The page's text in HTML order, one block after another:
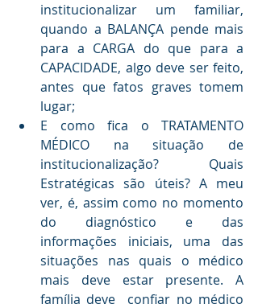
institucionalizar um familiar,
quando a BALANÇA pende mais
para a CARGA do que para a
CAPACIDADE, algo deve ser feito,
antes que fatos graves tomem
lugar;
E como fica o TRATAMENTO
MÉDICO na situação de
institucionalização? Quais
Estratégicas são úteis? A meu
ver, é, assim como no momento
do diagnóstico e das
informações iniciais, uma das
situações nas quais o médico
mais deve estar presente. A
família deve  confiar no médico